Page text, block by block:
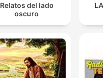
Relatos del lado
oscuro